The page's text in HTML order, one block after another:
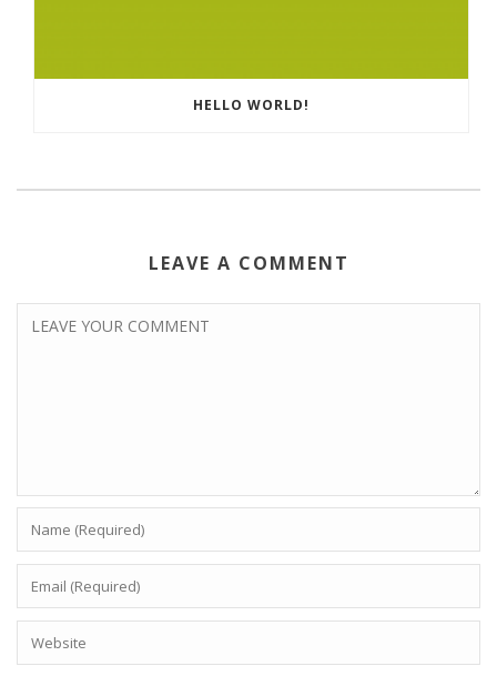
HELLO WORLD!
LEAVE A COMMENT